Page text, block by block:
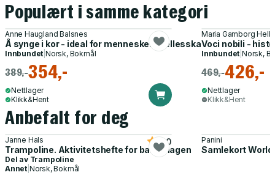
Populært i samme kategori
Anne Haugland Balsnes
Å synge i kor - ideal for menneskelig fellesskap?
Innbundet |Norsk, Bokmål
389,-354,-
Nettlager
Klikk&Hent
Maria Gamborg
Voci nobili -
Innbundet Norsk,
469,-426,-
Nettlager
Klikk&Hent
Anbefalt for deg
Janne Hals
Trampoline. Aktivitetshefte for barnehagen
5.0
Del av Trampoline
Annet Norsk, Bokmål
Panini
Samlekort